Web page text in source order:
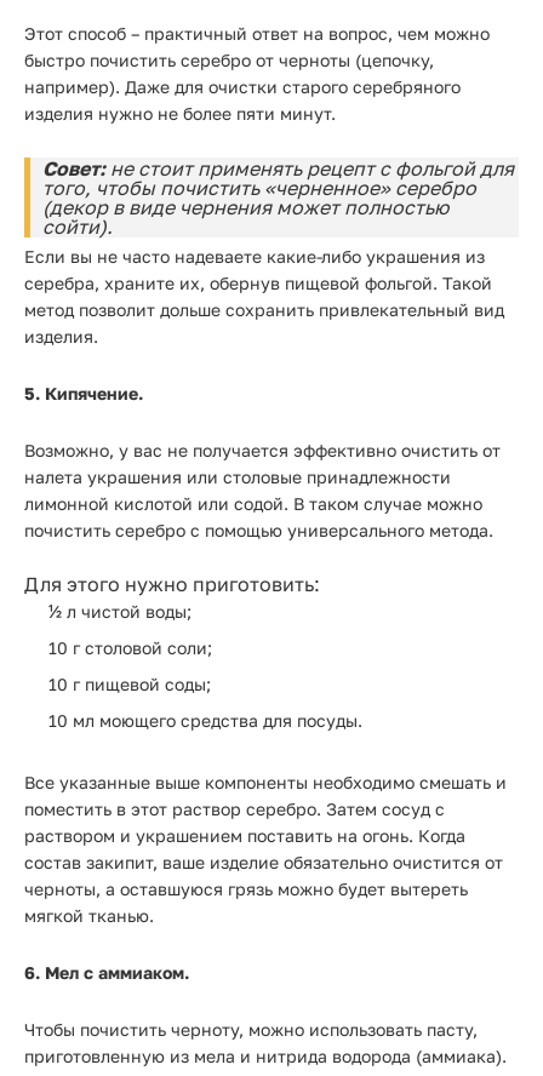
Этот способ – практичный ответ на вопрос, чем можно
быстро почистить серебро от черноты (цепочку,
например). Даже для очистки старого серебряного
изделия нужно не более пяти минут.
Совет:не стоит применять рецепт с фольгой для
того, чтобы почистить «черненное» серебро
(декор в виде чернения может полностью
сойти).
Если вы не часто надеваете какие-либо украшения из
серебра, храните их, обернув пищевой фольгой. Такой
метод позволит дольше сохранить привлекательный вид
изделия.
5. Кипячение.
Возможно, у вас не получается эффективно очистить от
налета украшения или столовые принадлежности
лимонной кислотой или содой. В таком случае можно
почистить серебро с помощью универсального метода.
Для этого нужно приготовить:
½ л чистой воды;
10 г столовой соли;
10 г пищевой соды;
10 мл моющего средства для посуды.
Все указанные выше компоненты необходимо смешать и
поместить в этот раствор серебро. Затем сосуд с
раствором и украшением поставить на огонь. Когда
состав закипит, ваше изделие обязательно очистится от
черноты, а оставшуюся грязь можно будет вытереть
мягкой тканью.
6. Мел с аммиаком.
Чтобы почистить черноту, можно использовать пасту,
приготовленную из мела и нитрида водорода (аммиака).